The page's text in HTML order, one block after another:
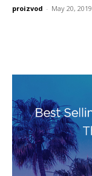
proizvod - May 20, 2019